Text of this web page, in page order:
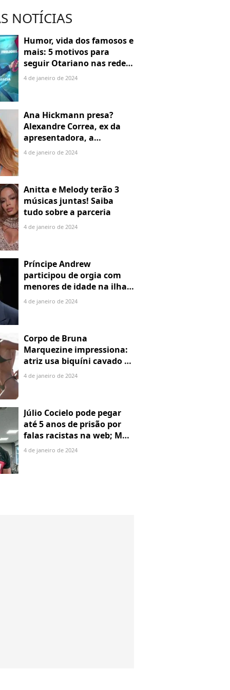
NOTÍCIAS
Humor, vida dos famosos e
mais: 5 motivos para
seguir Otariano nas redes
sociais
4 de janeiro de 2024
Ana Hickmann presa?
Alexandre Correa, ex da
apresentadora, a
denuncia por alienação
4 de janeiro de 2024
Anitta e Melody terão 3
músicas juntas! Saiba
tudo sobre a parceria
4 de janeiro de 2024
Príncipe Andrew
participou de orgia com
menores de idade na ilha
de Jeffrey Epstein, chefe de
4 de janeiro de 2024
Corpo de Bruna
Marquezine impressiona:
atriz usa biquíni cavado e
body chain ao chegar em
4 de janeiro de 2024
Júlio Cocielo pode pegar
até 5 anos de prisão por
falas racistas na web; MPF
identificou 9 posts com
4 de janeiro de 2024